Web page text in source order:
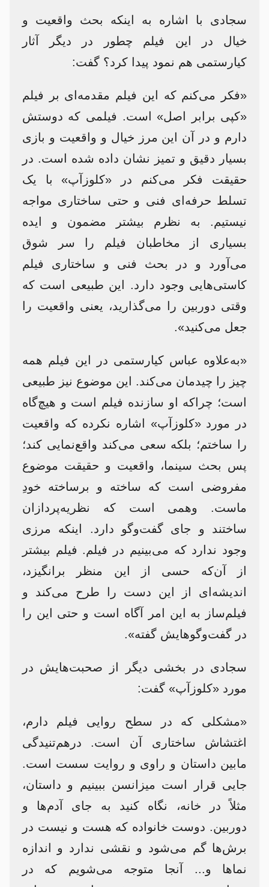
سجادی با اشاره به اینکه بحث واقعیت و
خیال در این فیلم چطور در دیگر آثار
کیارستمی هم نمود پیدا کرد؟ گفت:
«فکر می‌کنم که این فیلم مقدمه‌ای بر فیلم
«کپی برابر اصل» است. فیلمی که دوستش
دارم و در آن این مرز خیال و واقعیت و بازی
بسیار دقیق و تمیز نشان داده شده است. در
حقیقت فکر می‌کنم در «کلوزآپ» با یک
تسلط حرفه‌ای فنی و حتی ساختاری مواجه
نیستیم. به نظرم بیشتر مضمون و ایده
بسیاری از مخاطبان فیلم را سر شوق
می‌آورد و در بحث فنی و ساختاری فیلم
کاستی‌هایی وجود دارد. این طبیعی است که
وقتی دوربین را می‌گذارید، یعنی واقعیت را
جعل می‌کنید».
«به‌علاوه عباس کیارستمی در این فیلم همه
چیز را چیدمان می‌کند. این موضوع نیز طبیعی
است؛ چراکه او سازنده‌ فیلم است و هیچ‌گاه
در مورد «کلوزآپ» اشاره نکرده که واقعیت
را ساختم؛ بلکه سعی می‌کند واقع‌نمایی کند؛
پس بحث سینما، واقعیت و حقیقت موضوع
مفروضی است که ساخته و برساخته‌ خودِ
ماست. وهمی است که نظریه‌پردازان
ساختند و جای گفت‌وگو دارد. اینکه مرزی
وجود ندارد که می‌بینیم در فیلم. فیلم بیشتر
از آن‌که حسی از این منظر برانگیزد،
اندیشه‌ای از این دست را طرح می‌کند و
فیلم‌ساز به این امر آگاه است و حتی این را
در گفت‌وگوهایش گفته».
سجادی در بخشی دیگر از صحبت‌هایش در
مورد «کلوزآپ» گفت:
«مشکلی که در سطح روایی فیلم دارم،
اغتشاش ساختاری آن است. درهم‌تنیدگی
مابین داستان و راوی و روایت سست است.
جایی قرار است میزانسن ببینیم و داستان،
مثلاً در خانه، نگاه کنید به جای آدم‌ها و
دوربین. دوست خانواده که هست و نیست در
برش‌ها گم می‌شود و نقشی ندارد و اندازه‌
نماها و... آنجا متوجه می‌شویم که در